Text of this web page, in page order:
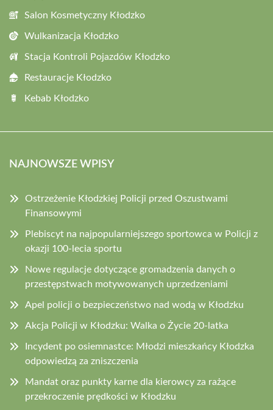
Salon Kosmetyczny Kłodzko
Wulkanizacja Kłodzko
Stacja Kontroli Pojazdów Kłodzko
Restauracje Kłodzko
Kebab Kłodzko
NAJNOWSZE WPISY
Ostrzeżenie Kłodzkiej Policji przed Oszustwami
Finansowymi
Plebiscyt na najpopularniejszego sportowca w Policji z
okazji 100-lecia sportu
Nowe regulacje dotyczące gromadzenia danych o
przestępstwach motywowanych uprzedzeniami
Apel policji o bezpieczeństwo nad wodą w Kłodzku
Akcja Policji w Kłodzku: Walka o Życie 20-latka
Incydent po osiemnastce: Młodzi mieszkańcy Kłodzka
odpowiedzą za zniszczenia
Mandat oraz punkty karne dla kierowcy za rażące
przekroczenie prędkości w Kłodzku